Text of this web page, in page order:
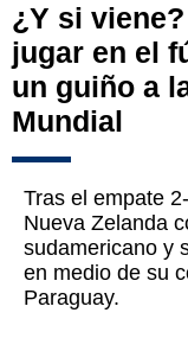
¿Y si
jugar en el
un guiño a
Mundial
Tras el empate
Nueva Zelanda
sudamericano y
en medio de su
Paraguay.